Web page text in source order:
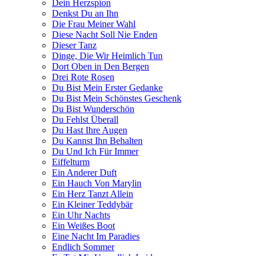
Dein Herzspion
Denkst Du an Ihn
Die Frau Meiner Wahl
Diese Nacht Soll Nie Enden
Dieser Tanz
Dinge, Die Wir Heimlich Tun
Dort Oben in Den Bergen
Drei Rote Rosen
Du Bist Mein Erster Gedanke
Du Bist Mein Schönstes Geschenk
Du Bist Wunderschön
Du Fehlst Überall
Du Hast Ihre Augen
Du Kannst Ihn Behalten
Du Und Ich Für Immer
Eiffelturm
Ein Anderer Duft
Ein Hauch Von Marylin
Ein Herz Tanzt Allein
Ein Kleiner Teddybär
Ein Uhr Nachts
Ein Weißes Boot
Eine Nacht Im Paradies
Endlich Sommer